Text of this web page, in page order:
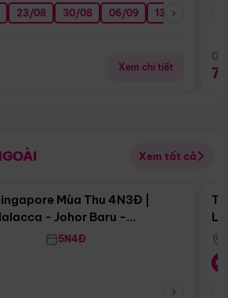
23/08 30/08 06/09 13/09
Xem chi tiết
Xem tất cả
Điểm nổi bật
Mùa Thu 4N3Đ |
- Johor Baru -
5N4Đ